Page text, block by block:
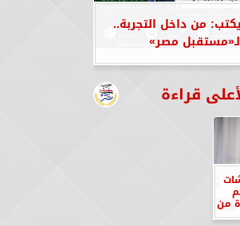
من داخل التجربة..
مصر»
قراءة
من